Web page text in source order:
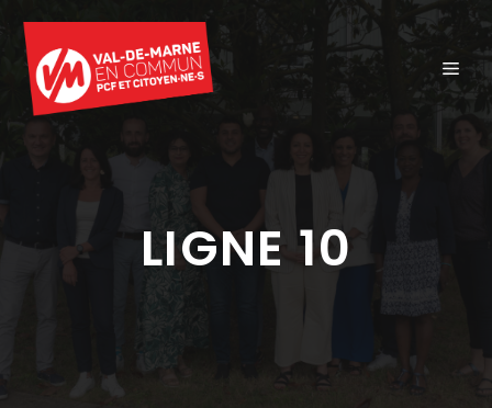
contenu
LIGNE 10